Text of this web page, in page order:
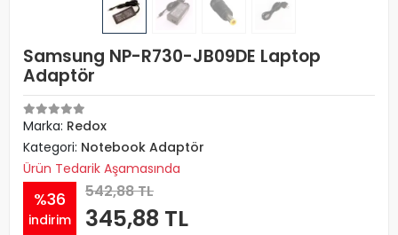
Samsung NP-R730-JB09DE Laptop
Adaptör
Marka: Redox
Kategori: Notebook Adaptör
Ürün Tedarik Aşamasında
%36
indirim
542,88 TL
345,88 TL